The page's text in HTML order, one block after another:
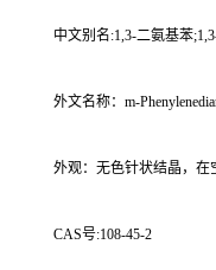
中文别名:1,3-二氨基苯
外文名称：m-
外观：无色针状结晶，
CAS号:108-45-2